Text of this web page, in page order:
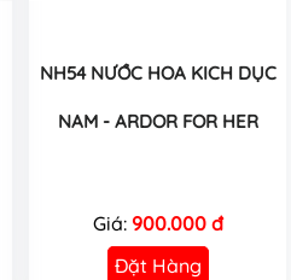
NH54 NƯỚC HOA KICH DỤC
NAM - ARDOR FOR HER
Giá: 900.000 đ
Đặt Hàng